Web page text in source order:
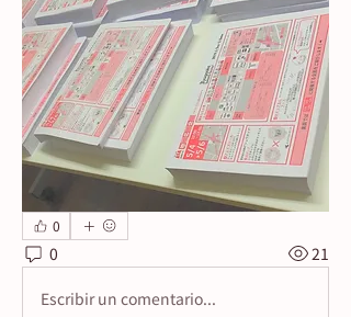
0
0 21
Escribir un comentario...